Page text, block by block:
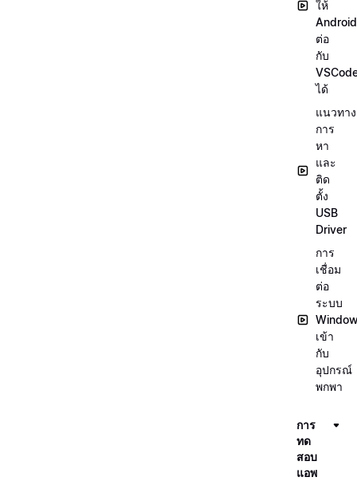
ให้
Android
ต่อ
กับ
ได้
แนวทาง
การ
หา
และ
ติด
ตั้ง
USB
Driver
การ
เชื่อม
ต่อ
ระบบ
เข้า
กับ
อุปกรณ์
พกพา
การ
ทด
สอบ
แอพ